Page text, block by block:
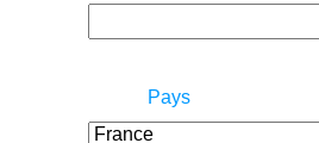
Pays